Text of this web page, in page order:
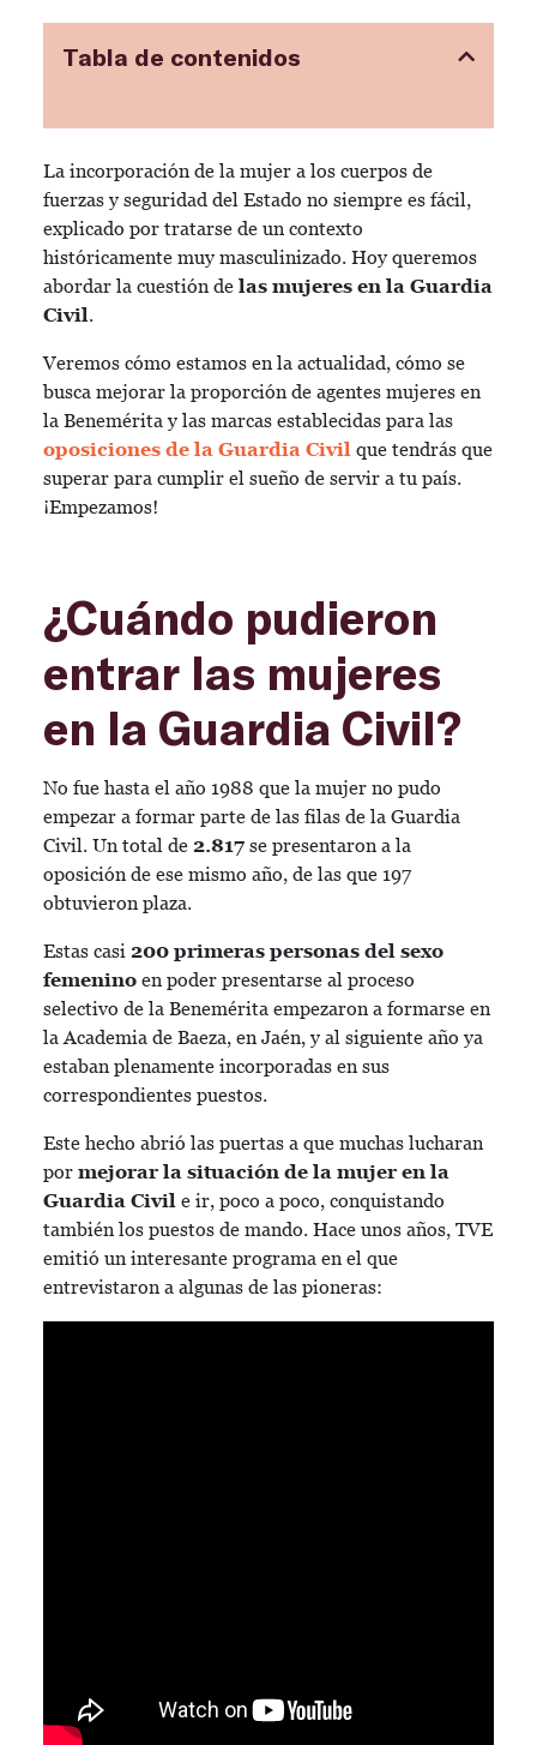
Tabla de contenidos
La incorporación de la mujer a los cuerpos de
fuerzas y seguridad del Estado no siempre es fácil,
explicado por tratarse de un contexto
históricamente muy masculinizado. Hoy queremos
abordar la cuestión de las mujeres en la Guardia
Civil.
Veremos cómo estamos en la actualidad, cómo se
busca mejorar la proporción de agentes mujeres en
la Benemérita y las marcas establecidas para las
oposiciones de la Guardia Civil que tendrás que
superar para cumplir el sueño de servir a tu país.
¡Empezamos!
¿Cuándo pudieron
entrar las mujeres
en la Guardia Civil?
No fue hasta el año 1988 que la mujer no pudo
empezar a formar parte de las filas de la Guardia
Civil. Un total de 2.817 se presentaron a la
oposición de ese mismo año, de las que 197
obtuvieron plaza.
Estas casi 200 primeras personas del sexo
femenino en poder presentarse al proceso
selectivo de la Benemérita empezaron a formarse en
la Academia de Baeza, en Jaén, y al siguiente año ya
estaban plenamente incorporadas en sus
correspondientes puestos.
Este hecho abrió las puertas a que muchas lucharan
por mejorar la situación de la mujer en la
Guardia Civil e ir, poco a poco, conquistando
también los puestos de mando. Hace unos años, TVE
emitió un interesante programa en el que
entrevistaron a algunas de las pioneras: